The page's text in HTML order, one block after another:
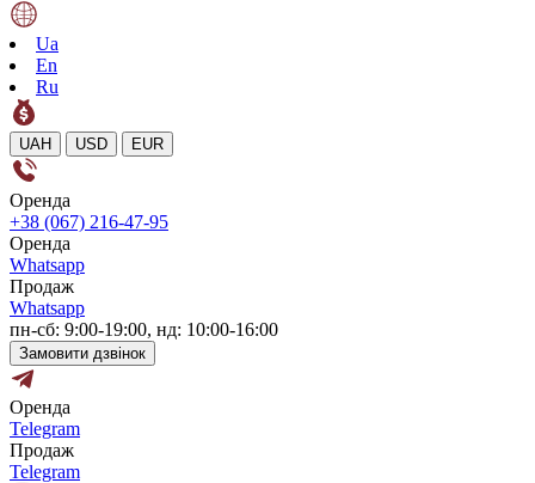
Ua
En
Ru
UAH USD EUR
Оренда
+38 (067) 216-47-95
Оренда
Whatsapp
Продаж
Whatsapp
пн-сб: 9:00-19:00, нд: 10:00-16:00
Замовити дзвінок
Оренда
Telegram
Продаж
Telegram